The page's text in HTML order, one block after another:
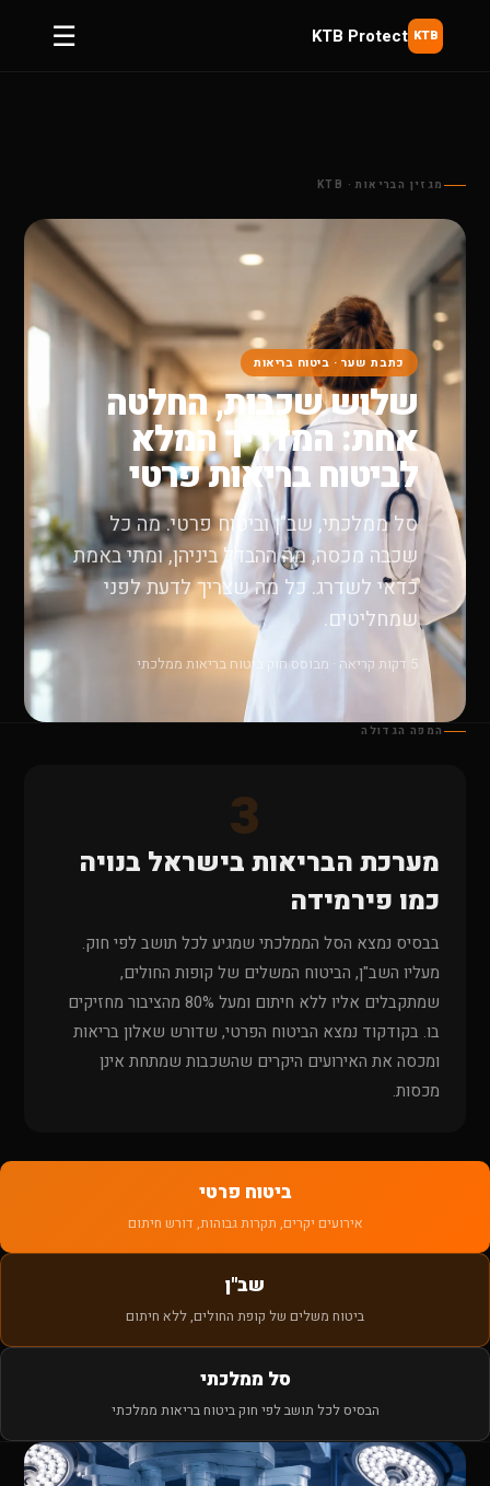
KTB
KTB Protect
☰
מגזין הבריאות · KTB
כתבת שער · ביטוח בריאות
שלוש שכבות, החלטה
אחת: המדריך המלא
לביטוח בריאות פרטי
סל ממלכתי, שב"ן וביטוח פרטי. מה כל
שכבה מכסה, מה ההבדל ביניהן, ומתי באמת
כדאי לשדרג. כל מה שצריך לדעת לפני
שמחליטים.
5 דקות קריאה · מבוסס חוק ביטוח בריאות ממלכתי
המפה הגדולה
3
מערכת הבריאות בישראל בנויה
כמו פירמידה
בבסיס נמצא הסל הממלכתי שמגיע לכל תושב לפי חוק.
מעליו השב"ן, הביטוח המשלים של קופות החולים,
שמתקבלים אליו ללא חיתום ומעל 80% מהציבור מחזיקים
בו. בקודקוד נמצא הביטוח הפרטי, שדורש שאלון בריאות
ומכסה את האירועים היקרים שהשכבות שמתחת אינן
מכסות.
ביטוח פרטי
אירועים יקרים, תקרות גבוהות, דורש חיתום
שב"ן
ביטוח משלים של קופת החולים, ללא חיתום
סל ממלכתי
הבסיס לכל תושב לפי חוק ביטוח בריאות ממלכתי